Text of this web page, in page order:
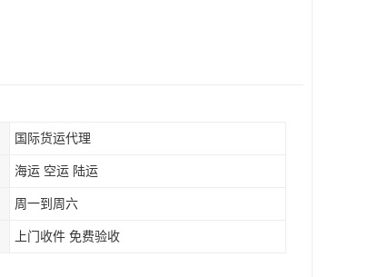
国际货运代理
海运 空运 陆运
周一到周六
上门收件 免费验收